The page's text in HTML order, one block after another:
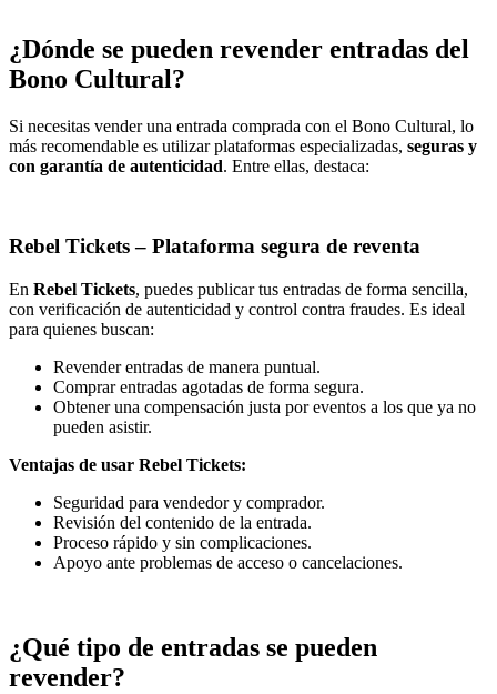
¿Dónde se pueden revender entradas del
Bono Cultural?
Si necesitas vender una entrada comprada con el Bono Cultural, lo
más recomendable es utilizar plataformas especializadas, seguras y
con garantía de autenticidad. Entre ellas, destaca:
Rebel Tickets– Plataforma segura de reventa
En Rebel Tickets, puedes publicar tus entradas de forma sencilla,
con verificación de autenticidad y control contra fraudes. Es ideal
para quienes buscan:
Revender entradas de manera puntual.
Comprar entradas agotadas de forma segura.
Obtener una compensación justa por eventos a los que ya no
pueden asistir.
Ventajas de usar Rebel Tickets:
Seguridad para vendedor y comprador.
Revisión del contenido de la entrada.
Proceso rápido y sin complicaciones.
Apoyo ante problemas de acceso o cancelaciones.
¿Qué tipo de entradas se pueden
revender?